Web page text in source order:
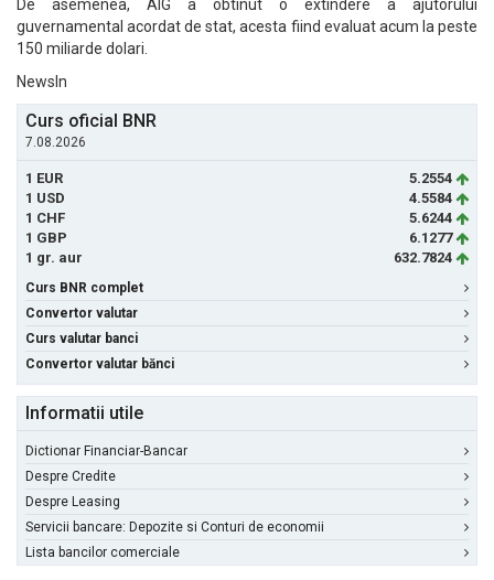
De asemenea, AIG a obtinut o extindere a ajutorului
guvernamental acordat de stat, acesta fiind evaluat acum la peste
150 miliarde dolari.
NewsIn
Curs oficial BNR
7.08.2026
1 EUR
5.2554
1 USD
4.5584
1 CHF
5.6244
1 GBP
6.1277
1 gr. aur
632.7824
Curs BNR complet
Convertor valutar
Curs valutar banci
Convertor valutar bănci
Informatii utile
Dictionar Financiar-Bancar
Despre Credite
Despre Leasing
Servicii bancare: Depozite si Conturi de economii
Lista bancilor comerciale